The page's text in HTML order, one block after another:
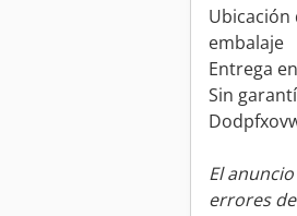
Ubicación
embalaje
Entrega
Sin
El
errores